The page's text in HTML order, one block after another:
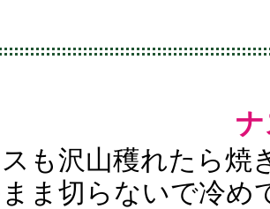
も沢山穫れたら焼
ま切らないで冷め